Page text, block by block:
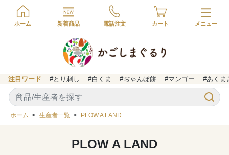
ホーム 新着商品 電話注文 カート
注目ワード #とり刺し #白くま #ぢゃんぼ餅 #マンゴー #あくま
ホーム > 生産者一覧 > PLOW A LAND
PLOW A LAND